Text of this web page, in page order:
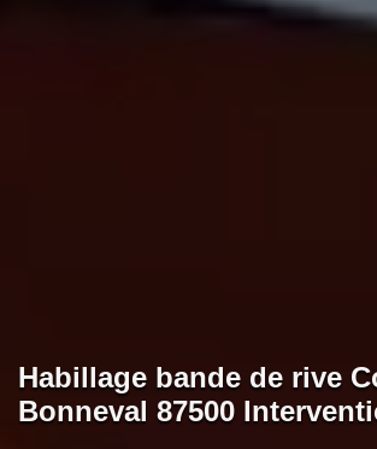
Habillage bande de rive
Bonneval 87500